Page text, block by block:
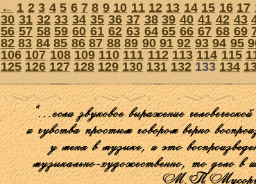
← 1 2 3 4 5 6 7 8 9 10 11 12 13 14 15 16 17
30 31 32 33 34 35 36 37 38 39 40 41 42 43
56 57 58 59 60 61 62 63 64 65 66 67 68 69
82 83 84 85 86 87 88 89 90 91 92 93 94 95
106 107 108 109 110 111 112 113 114 115
125 126 127 128 129 130 131 132 133 134